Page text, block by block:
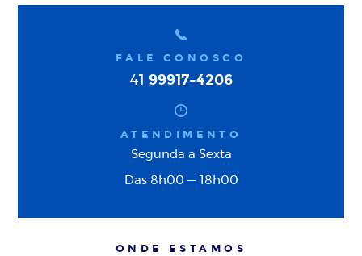
FALE CONOSCO
41 99917-4206
ATENDIMENTO
Segunda a Sexta
Das 8h00 — 18h00
ONDE ESTAMOS